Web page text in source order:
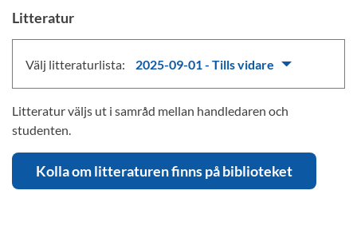
Litteratur
Välj litteraturlista: 2025-09-01 - Tills vidare
Litteratur väljs ut i samråd mellan handledaren och
studenten.
Kolla om litteraturen finns på biblioteket